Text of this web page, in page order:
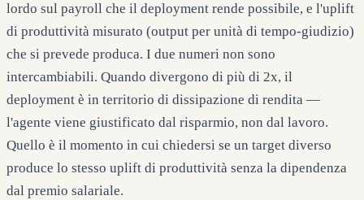
lordo sul payroll che il deployment rende possibile, e l'uplift
di produttività misurato (output per unità di tempo-giudizio)
che si prevede produca. I due numeri non sono
intercambiabili. Quando divergono di più di 2x, il
deployment è in territorio di dissipazione di rendita —
l'agente viene giustificato dal risparmio, non dal lavoro.
Quello è il momento in cui chiedersi se un target diverso
produce lo stesso uplift di produttività senza la dipendenza
dal premio salariale.